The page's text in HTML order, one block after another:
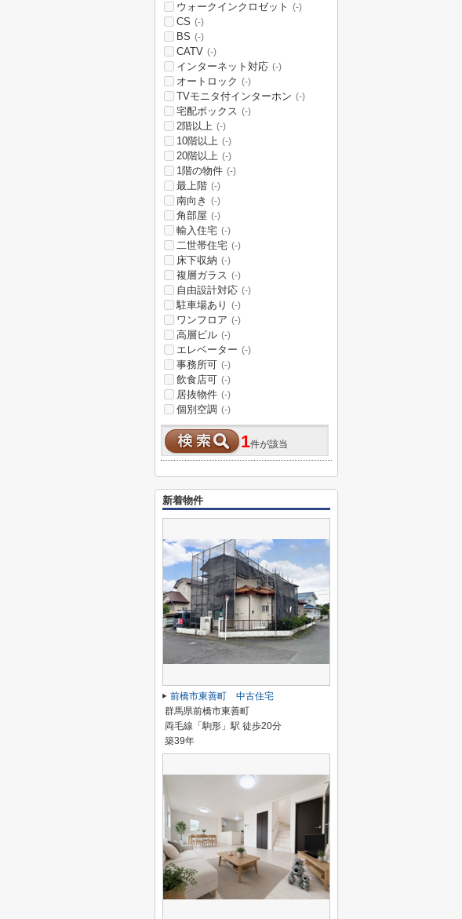
ウォークインクロゼット (-)
CS (-)
BS (-)
CATV (-)
インターネット対応 (-)
オートロック (-)
TVモニタ付インターホン (-)
宅配ボックス (-)
2階以上 (-)
10階以上 (-)
20階以上 (-)
1階の物件 (-)
最上階 (-)
南向き (-)
角部屋 (-)
輸入住宅 (-)
二世帯住宅 (-)
床下収納 (-)
複層ガラス (-)
自由設計対応 (-)
駐車場あり (-)
ワンフロア (-)
高層ビル (-)
エレベーター (-)
事務所可 (-)
飲食店可 (-)
居抜物件 (-)
個別空調 (-)
1件が該当
新着物件
前橋市東善町 中古住宅
群馬県前橋市東善町
両毛線「駒形」駅 徒歩20分
築39年